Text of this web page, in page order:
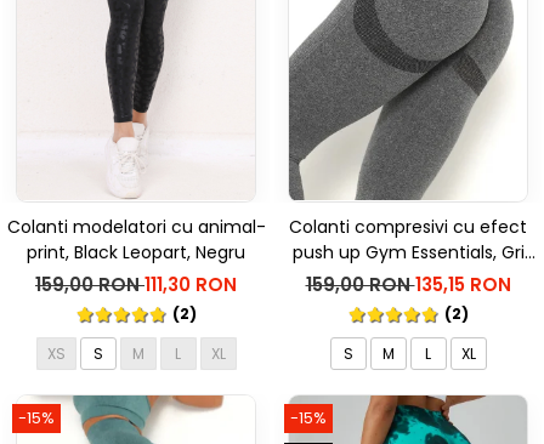
Colanti modelatori cu animal-
print, Black Leopart, Negru
159,00 RON111,30 RON
(2)
XS
S M L XL
Colanti compresivi cu efect
push up Gym Essentials, Gri
inchis
159,00 RON135,15 RON
(2)
S
M L XL
-15%
-15%